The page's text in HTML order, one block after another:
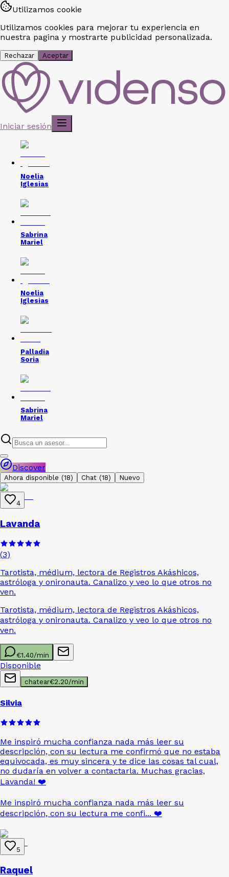
Utilizamos cookie
Utilizamos cookies para mejorar tu experiencia en
nuestra pagina y mostrarte publicidad personalizada.
Rechazar Aceptar
Iniciar sesión
Noelia
Iglesias
Sabrina
Mariel
Noelia
Iglesias
Palladia
Soria
Sabrina
Mariel
Discover
Ahora disponible (18) Chat (18) Nuevo
4
Lavanda
(3)
Tarotista, médium, lectora de Registros Akáshicos,
astróloga y onironauta. Canalizo y veo lo que otros no
ven.
Tarotista, médium, lectora de Registros Akáshicos,
astróloga y onironauta. Canalizo y veo lo que otros no
ven.
€1.40/min
Disponible
chatear€2.20/min
Silvia
Me inspiró mucha confianza nada más leer su
descripción, con su lectura me confirmó que no estaba
equivocada, es muy sincera y te dice las cosas tal cual,
no dudaría en volver a contactarla. Muchas gracias,
Lavanda! ❤️
Me inspiró mucha confianza nada más leer su
descripción, con su lectura me confi... ❤️
5
Raquel